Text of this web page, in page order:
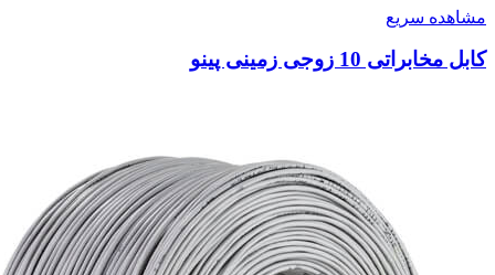
مشاهده سریع
کابل مخابراتی 10 زوجی زمینی پینو